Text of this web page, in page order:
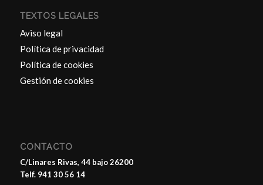
TEXTOS LEGALES
Aviso legal
Política de privacidad
Política de cookies
Gestión de cookies
CONTACTO
C/Linares Rivas, 44 bajo 26200
Telf. 941 30 56 14